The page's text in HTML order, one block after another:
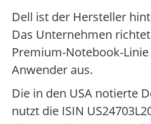
Dell ist der Hersteller
Das Unternehmen
Premium-Notebook-
Anwender aus.
Die in den USA notierte
nutzt die ISIN